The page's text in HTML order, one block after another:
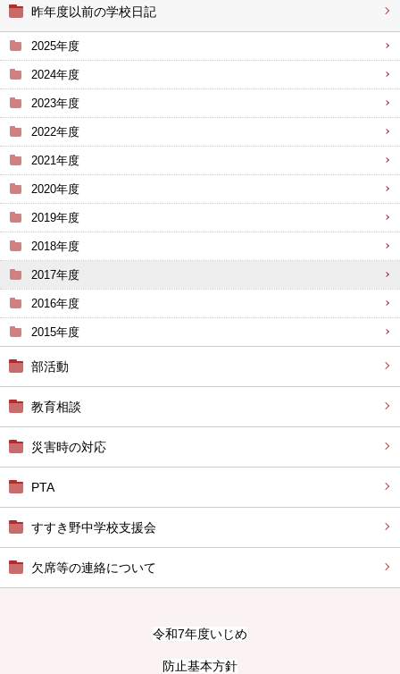
昨年度以前の学校日記
2025年度
2024年度
2023年度
2022年度
2021年度
2020年度
2019年度
2018年度
2017年度
2016年度
2015年度
部活動
教育相談
災害時の対応
PTA
すすき野中学校支援会
欠席等の連絡について
令和7年度いじめ
防止基本方針